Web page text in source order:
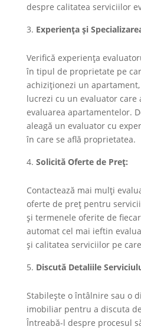
despre calitatea serviciilor
Experiența și
Verifică experiența
în tipul de proprietate pe
achiziționezi un
lucrezi cu un evaluator care
evaluarea apartamentelor.
aleagă un evaluator cu
în care se află proprietatea.
Solicită Oferte de Preț:
Contactează mai mulți
oferte de preț pentru
și termenele oferite de
automat cel mai ieftin
și calitatea serviciilor pe
Discută Detaliile
Stabilește o întâlnire sau o
imobiliar pentru a discuta
Întreabă-l despre procesul